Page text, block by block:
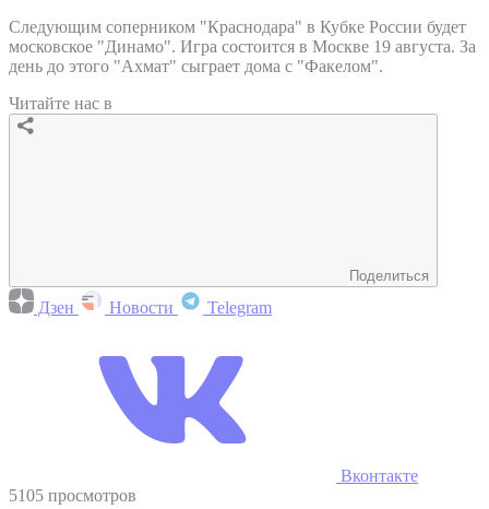
Следующим соперником "Краснодара" в Кубке России будет
московское "Динамо". Игра состоится в Москве 19 августа. За
день до этого "Ахмат" сыграет дома с "Факелом".
Читайте нас в
Поделиться
Дзен Новости Telegram
Вконтакте
5105 просмотров